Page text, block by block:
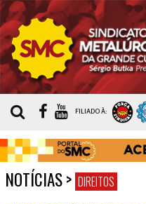
FILIADO À:
NOTÍCIAS> DIREITOS